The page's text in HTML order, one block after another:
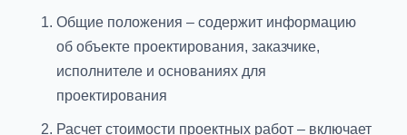
Общие положения – содержит информацию
об объекте проектирования, заказчике,
исполнителе и основаниях для
проектирования
Расчет стоимости проектных работ – включает